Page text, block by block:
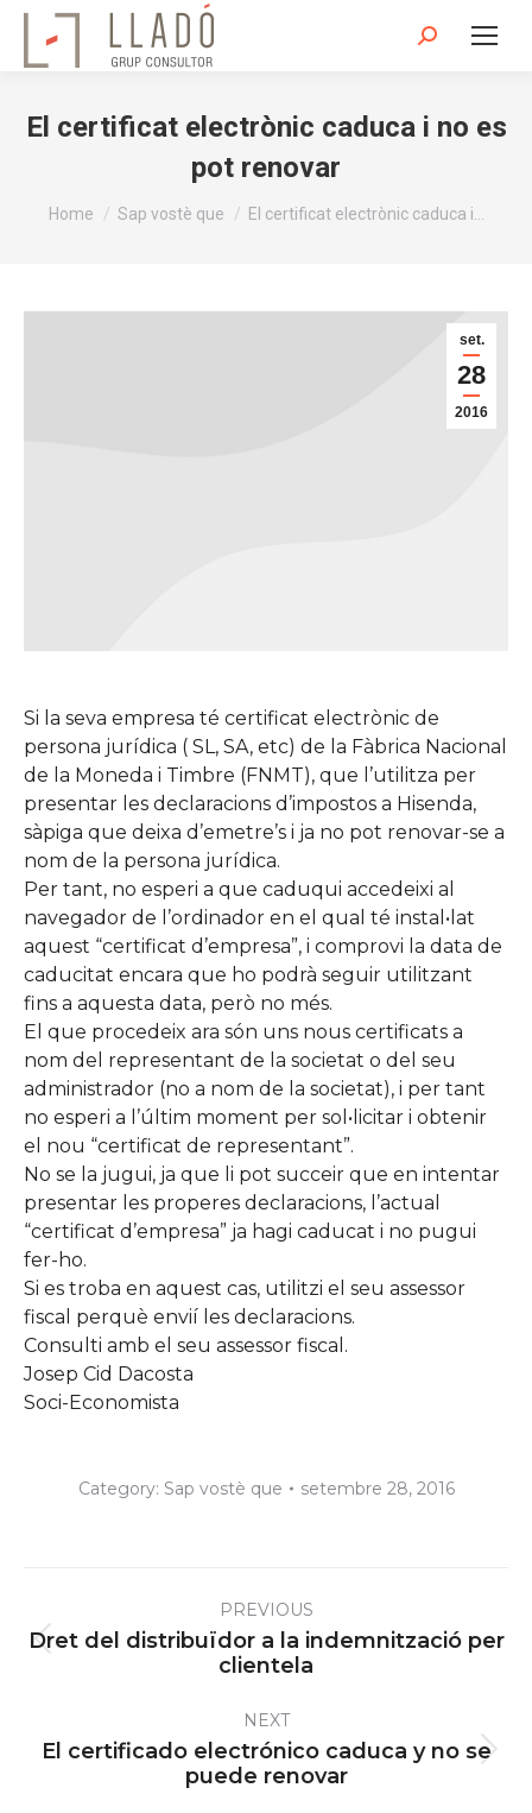
Search:
El certificat electrònic caduca i no es
pot renovar
You are here:
Home Sap vostè que El certificat electrònic caduca i…
set.
28
2016
Si la seva empresa té certificat electrònic de
persona jurídica ( SL, SA, etc) de la Fàbrica Nacional
de la Moneda i Timbre (FNMT), que l’utilitza per
presentar les declaracions d’impostos a Hisenda,
sàpiga que deixa d’emetre’s i ja no pot renovar-se a
nom de la persona jurídica.
Per tant, no esperi a que caduqui accedeixi al
navegador de l’ordinador en el qual té instal•lat
aquest “certificat d’empresa”, i comprovi la data de
caducitat encara que ho podrà seguir utilitzant
fins a aquesta data, però no més.
El que procedeix ara són uns nous certificats a
nom del representant de la societat o del seu
administrador (no a nom de la societat), i per tant
no esperi a l’últim moment per sol•licitar i obtenir
el nou “certificat de representant”.
No se la jugui, ja que li pot succeir que en intentar
presentar les properes declaracions, l’actual
“certificat d’empresa” ja hagi caducat i no pugui
fer-ho.
Si es troba en aquest cas, utilitzi el seu assessor
fiscal perquè envií les declaracions.
Consulti amb el seu assessor fiscal.
Josep Cid Dacosta
Soci-Economista
Category: Sap vostè que setembre 28, 2016
navigationPREVIOUS
Previous
post:
Dret del distribuïdor a la indemnització per
clientela
NEXT
Next
post:
El certificado electrónico caduca y no se
puede renovar